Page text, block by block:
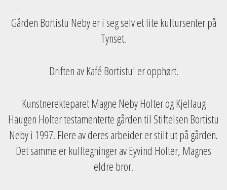
Gården Bortistu Neby er i seg selv et lite kultursenter på
Tynset.
Driften av Kafé Bortistu' er opphørt.
Kunstnerekteparet Magne Neby Holter og Kjellaug
Haugen Holter testamenterte gården til Stiftelsen Bortistu
Neby i 1997. Flere av deres arbeider er stilt ut på gården.
Det samme er kulltegninger av Eyvind Holter, Magnes
eldre bror.